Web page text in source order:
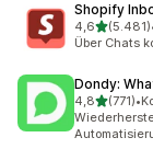
Shopify
4,6von 5(5.481)
5481
Über Chats
Dondy:
4,8von 5
(771)
771 •